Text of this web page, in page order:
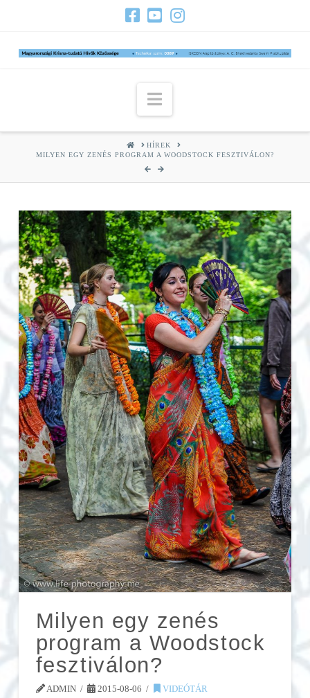
Navigation
HOMEHÍREK
MILYEN EGY ZENÉS PROGRAM A WOODSTOCK FESZTIVÁLON?
Milyen egy zenés
program a Woodstock
fesztiválon?
ADMIN 2015-08-06 VIDEÓTÁR